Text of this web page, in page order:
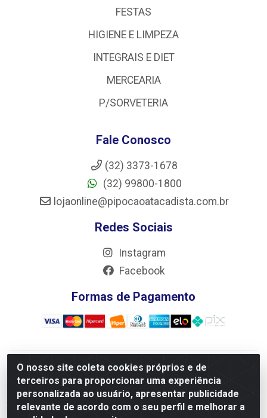
O nosso site coleta cookies próprios e de
terceiros para proporcionar uma experiência
personalizada ao usuário, apresentar publicidade
relevante de acordo com o seu perfil e melhorar a
FESTAS
HIGIENE E LIMPEZA
INTEGRAIS E DIET
MERCEARIA
P/SORVETERIA
Fale Conosco
(32) 3373-1678
(32) 99800-1800
lojaonline@pipocaoatacadista.com.br
Redes Sociais
Instagram
Facebook
Formas de Pagamento
JRS Distribuição e Logística LTDA - Rua Antônio do
Sacramento Torga 70, Vila Nossa Senhora de Fatima - São
João Del Rei/MG - CEP 36305-334 - CNPJ 66.194.085/0001-
02